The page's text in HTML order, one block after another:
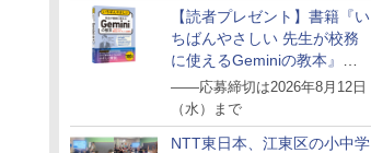
【読者プレゼント】書籍『い
ちばんやさしい 先生が校務
に使えるGeminiの教本』を
抽選で5名様にプレゼント
――応募締切は2026年8月12日
（水）まで
NTT東日本、江東区の小中学